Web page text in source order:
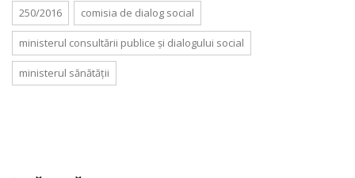
250/2016 comisia de dialog social
ministerul consultării publice și dialogului social
ministerul sănătății